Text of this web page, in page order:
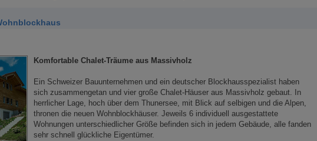
Komfortable Chalet-Träume aus Massivholz
Ein Schweizer Bauunternehmen und ein deutscher Blockhausspezialist haben
sich zusammengetan und vier große Chalet-Häuser aus Massivholz gebaut. In
herrlicher Lage, hoch über dem Thunersee, mit Blick auf selbigen und die Alpen,
thronen die neuen Wohnblockhäuser. Jeweils 6 individuell ausgestattete
Wohnungen unterschiedlicher Größe befinden sich in jedem Gebäude, alle fanden
sehr schnell glückliche Eigentümer.